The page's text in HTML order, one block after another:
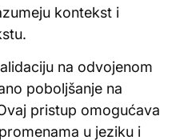
kontekst i
na odvojenom
poboljšanje na
pristup omogućava
u jeziku i